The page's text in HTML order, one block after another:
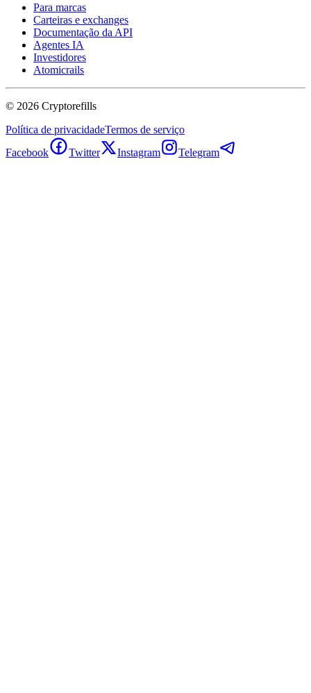
Para marcas
Carteiras e exchanges
Documentação da API
Agentes IA
Investidores
Atomicrails
© 2026 Cryptorefills
Política de privacidadeTermos de serviço
Facebook
Twitter Instagram Telegram